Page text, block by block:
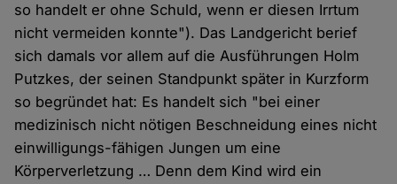
so handelt er ohne Schuld, wenn er diesen Irrtum
nicht vermeiden konnte"). Das Landgericht berief
sich damals vor allem auf die Ausführungen Holm
Putzkes, der seinen Standpunkt später in Kurzform
so begründet hat: Es handelt sich "bei einer
medizinisch nicht nötigen Beschneidung eines nicht
einwilligungs-fähigen Jungen um eine
Körperverletzung … Denn dem Kind wird ein